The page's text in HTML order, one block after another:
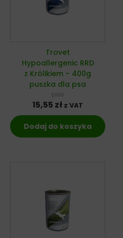
Trovet
Hypoallergenic RRD
z Królikiem – 400g
puszka dla psa
pies
15,55 zł z VAT
Dodaj do koszyka